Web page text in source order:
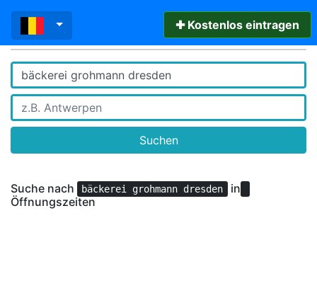
✚ Kostenlos eintragen
Suchen
Suche nach bäckerei grohmann dresden
in
Öffnungszeiten